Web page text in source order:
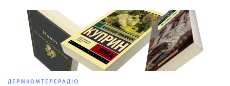
ДЕРЖКОМТЕЛЕРАДІО